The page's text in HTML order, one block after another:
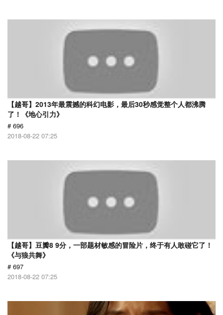
【越哥】2013年最震撼的科幻电影，最后30秒感觉整个人都沸腾
了！《地心引力》
# 696
2018-08-22 07:25
【越哥】豆瓣8 9分，一部题材敏感的冒险片，终于有人敢碰它了！
《与狼共舞》
# 697
2018-08-22 07:25